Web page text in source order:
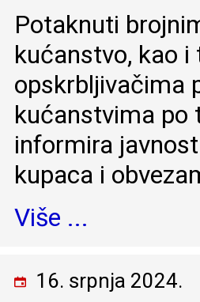
Potaknuti
kućanstvo, kao
opskrbljivačima
kućanstvima po
informira
kupaca i
Više ...
16. srpnja 2024.